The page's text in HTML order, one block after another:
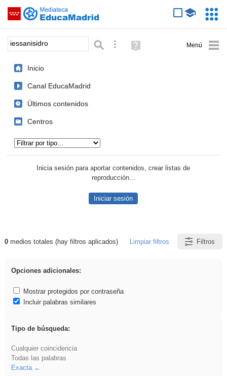
Saltar navegación
Palabra o frase: Búsqueda avanzada
Ayuda
(en
Inicio
Canal EducaMadrid
Últimos contenidos
Centros
Inicia sesión para aportar contenidos, crear listas de
reproducción...
Iniciar sesión
Resultados de: iessanisidro
0medios totales (hay filtros aplicados) Limpiar filtros Filtros
Opciones adicionales:
Mostrar protegidos por contraseña
Incluir palabras similares
Tipo de búsqueda:
Cualquier coincidencia
Todas las palabras
Exacta